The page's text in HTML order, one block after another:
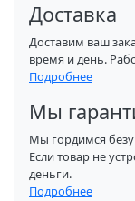
Доставка
Доставим ваш
время и день.
Подробнее
Мы
Мы гордимся
Если товар не
деньги.
Подробнее